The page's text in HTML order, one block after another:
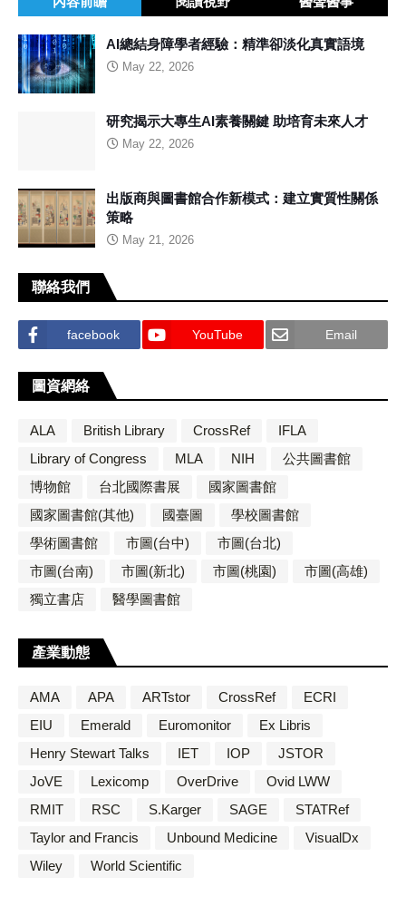
AI總結身障學者經驗：精準卻淡化真實語境
May 22, 2026
研究揭示大專生AI素養關鍵 助培育未來人才
May 22, 2026
出版商與圖書館合作新模式：建立實質性關係
策略
May 21, 2026
聯絡我們
facebook YouTube Email
圖資網絡
ALA British Library CrossRef
IFLA
Library of Congress
MLA NIH
公共圖書館
博物館
台北國際書展
國家圖書館
國家圖書館(其他)
國臺圖
學校圖書館
學術圖書館
市圖(台中)
市圖(台北)
市圖(台南)
市圖(新北) 市圖(桃園)
市圖(高雄)
獨立書店
醫學圖書館
產業動態
AMA APA ARTstor CrossRef
ECRI
EIU
Emerald Euromonitor
Ex Libris
Henry Stewart Talks
IET IOP
JSTOR
JoVE
Lexicomp OverDrive
Ovid LWW
RMIT
RSC S.Karger SAGE
STATRef
Taylor and Francis
Unbound Medicine
VisualDx
Wiley
World Scientific